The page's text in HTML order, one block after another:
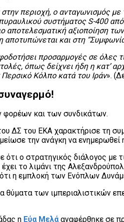
περιοχή, ο ανταγωνισμός
συστήματος S-400
αποτελεσματική
και στη
προσαρμογές σε όλες
όπως δείχνει ήδη η κατ’
Κόλπο κατά του Ιράν».
και των συνδικάτων.
ΔΣ του ΕΚΑ χαρακτήρισε τη
την ανάγκη να ενημερωθεί
ο στρατηγικός διάλογος με
το λιμάνι της
η εμπλοκή των Ενόπλων
θύματα των ιμπεριαλιστικών
η Εύα Μελά αναφέρθηκε σε